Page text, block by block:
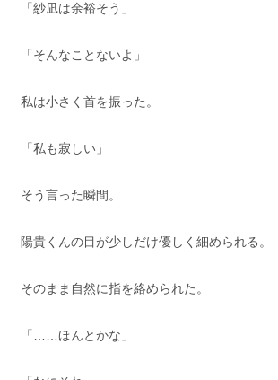
「紗凪は余裕そう」
「そんなことないよ」
私は小さく首を振った。
「私も寂しい」
そう言った瞬間。
陽貴くんの目が少しだけ優しく細められる。
そのまま自然に指を絡められた。
「……ほんとかな」